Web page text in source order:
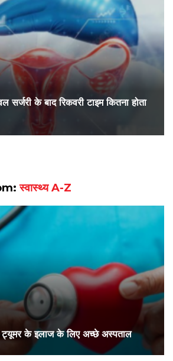
सर्जरी के बाद रिकवरी टाइम कितना होता
स्वास्थ्य A-Z
ट्यूमर के इलाज के लिए अच्छे अस्पताल